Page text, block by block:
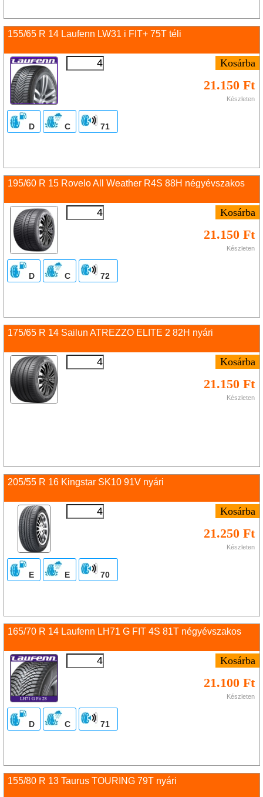
155/65 R 14 Laufenn LW31 i FIT+ 75T téli
21.150 Ft
Készleten
D C 71
195/60 R 15 Rovelo All Weather R4S 88H négyévszakos
21.150 Ft
Készleten
D C 72
175/65 R 14 Sailun ATREZZO ELITE 2 82H nyári
21.150 Ft
Készleten
205/55 R 16 Kingstar SK10 91V nyári
21.250 Ft
Készleten
E E 70
165/70 R 14 Laufenn LH71 G FIT 4S 81T négyévszakos
21.100 Ft
Készleten
D C 71
155/80 R 13 Taurus TOURING 79T nyári